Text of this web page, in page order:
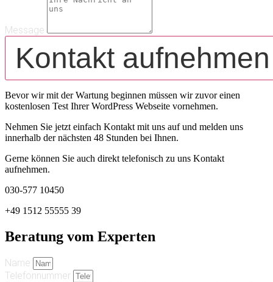
Message
Kontakt aufnehmen
Bevor wir mit der Wartung beginnen müssen wir zuvor einen
kostenlosen Test Ihrer WordPress Webseite vornehmen.
Nehmen Sie jetzt einfach Kontakt mit uns auf und melden uns
innerhalb der nächsten 48 Stunden bei Ihnen.
Gerne können Sie auch direkt telefonisch zu uns Kontakt
aufnehmen.
030-577 10450
+49 1512 55555 39
Beratung vom Experten
Name
Telefonnummer